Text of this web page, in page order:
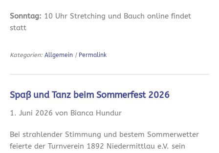
Sonntag: 10 Uhr Stretching und Bauch online findet
statt
Kategorien: Allgemein | Permalink
Spaß und Tanz beim Sommerfest 2026
1. Juni 2026 von Bianca Hundur
Bei strahlender Stimmung und bestem Sommerwetter
feierte der Turnverein 1892 Niedermittlau e.V. sein